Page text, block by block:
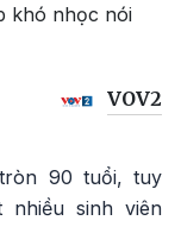
khó nhọc nói
VOV2
90 tuổi, tuy
sinh viên